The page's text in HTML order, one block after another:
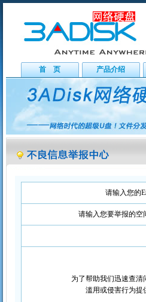
首 页 产品介绍
请输入您的
请输入您要举报的空
为了帮助我们迅速查清
滥用或侵害行为提